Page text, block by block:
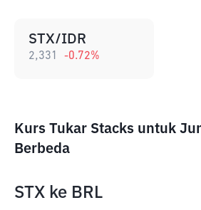
STX/IDR
2,331 -0.72%
Kurs Tukar Stacks untuk
Berbeda
STX ke BRL